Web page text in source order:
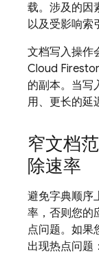
载。涉及的因
以及受影响索
文档写入操作
Cloud
的副本。当写
用、更长的延
窄文档
除速率
避免字典顺序
率，否则您的
点问题。如果
出现热点问题：